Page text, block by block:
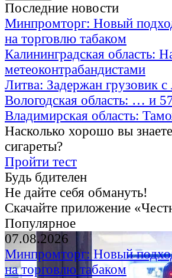
Последние новости
Минпромторг: Новый
на торговлю табаком
Калининградская область:
метеоконтрабандистами
Литва: Задержан грузовик
Вологодская область: … и
Владимирская область:
Насколько хорошо вы
сигареты?
Пройти тест
Будь бдителен
Не дайте себя обмануть!
Скачайте приложение
Популярное
07.08.2026
Минпромторг: Новый
на торговлю табаком